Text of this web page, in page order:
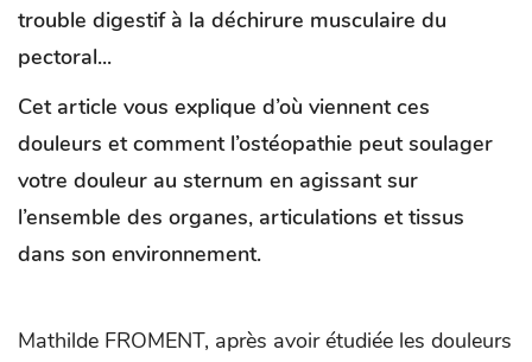
trouble digestif à la déchirure musculaire du
pectoral...
Cet article vous explique d’où viennent ces
douleurs et comment l’ostéopathie peut soulager
votre douleur au sternum en agissant sur
l’ensemble des organes, articulations et tissus
dans son environnement.
Mathilde FROMENT, après avoir étudiée les douleurs